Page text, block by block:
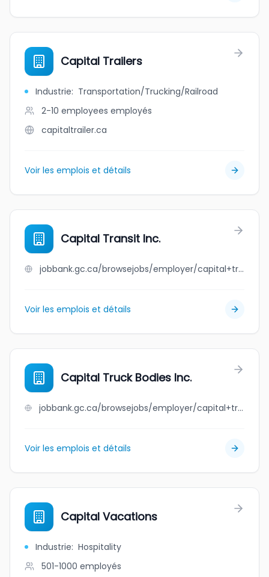
Capital Trailers
Industrie: Transportation/Trucking/Railroad
2-10 employees employés
capitaltrailer.ca
Voir les emplois et détails
Capital Transit Inc.
jobbank.gc.ca/browsejobs/employer/capital+transit+inc./ca
Voir les emplois et détails
Capital Truck Bodies Inc.
jobbank.gc.ca/browsejobs/employer/capital+truck+bodies+inc./ca
Voir les emplois et détails
Capital Vacations
Industrie: Hospitality
501-1000 employés